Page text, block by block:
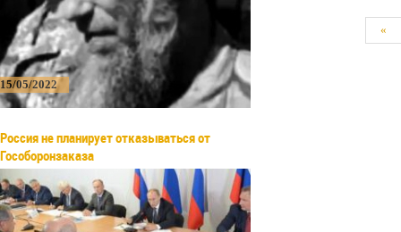
15/05/2022
Россия не планирует отказываться от
Гособоронзаказа
«